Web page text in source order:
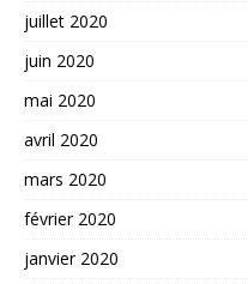
juillet 2020
juin 2020
mai 2020
avril 2020
mars 2020
février 2020
janvier 2020